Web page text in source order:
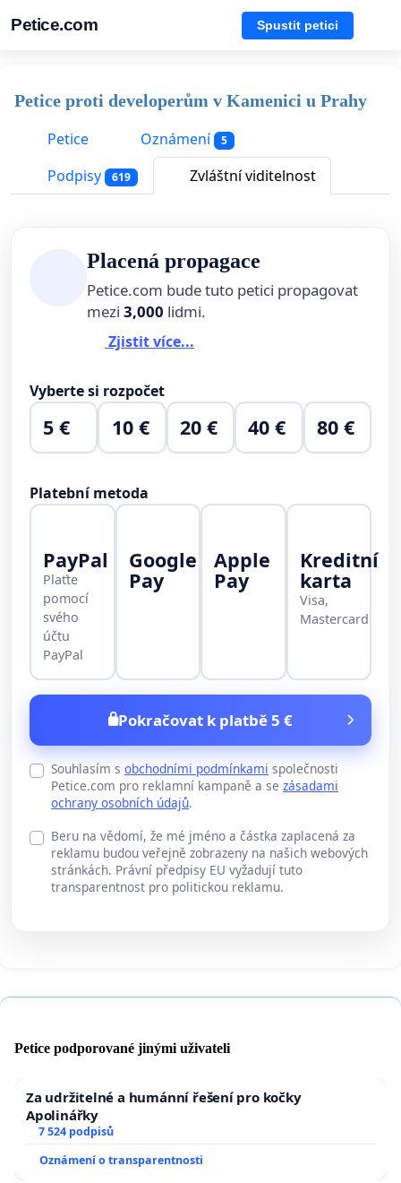
Petice.com Spustit petici
Petice proti developerům v Kamenici u Prahy
Petice
Oznámení 5
Podpisy 619 Zvláštní viditelnost
Placená propagace
Petice.com bude tuto petici propagovat
mezi 3,000 lidmi.
Zjistit více...
Vyberte si rozpočet
5 € 10 € 20 € 40 € 80 €
Platební metoda
PayPal
Plaťte
pomocí
svého
účtu
PayPal
Google
Pay
Apple
Pay
Kreditní
karta
Visa,
Mastercard
Pokračovat k platbě 5 €
Souhlasím s obchodními podmínkami společnosti
Petice.com pro reklamní kampaně a se zásadami
ochrany osobních údajů.
Beru na vědomí, že mé jméno a částka zaplacená za
reklamu budou veřejně zobrazeny na našich webových
stránkách. Právní předpisy EU vyžadují tuto
transparentnost pro politickou reklamu.
Petice podporované jinými uživateli
Za udržitelné a humánní řešení pro kočky
Apolinářky
7 524 podpisů
Oznámení o transparentnosti